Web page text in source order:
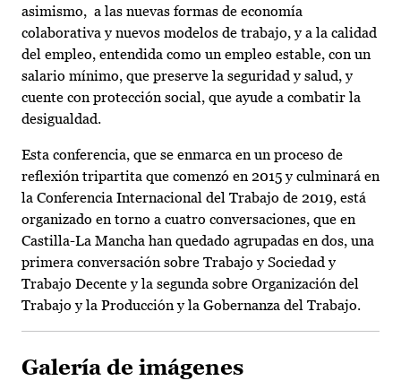
asimismo, a las nuevas formas de economía
colaborativa y nuevos modelos de trabajo, y a la calidad
del empleo, entendida como un empleo estable, con un
salario mínimo, que preserve la seguridad y salud, y
cuente con protección social, que ayude a combatir la
desigualdad.
Esta conferencia, que se enmarca en un proceso de
reflexión tripartita que comenzó en 2015 y culminará en
la Conferencia Internacional del Trabajo de 2019, está
organizado en torno a cuatro conversaciones, que en
Castilla-La Mancha han quedado agrupadas en dos, una
primera conversación sobre Trabajo y Sociedad y
Trabajo Decente y la segunda sobre Organización del
Trabajo y la Producción y la Gobernanza del Trabajo.
Galería de imágenes